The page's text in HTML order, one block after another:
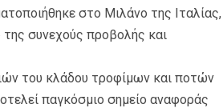
στο Μιλάνο της Ιταλίας,
της συνεχούς προβολής και
του κλάδου τροφίμων και ποτών
παγκόσμιο σημείο αναφοράς